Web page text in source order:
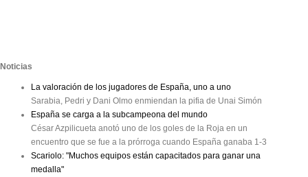
Noticias
La valoración de los jugadores de España, uno a uno
Sarabia, Pedri y Dani Olmo enmiendan la pifia de Unai Simón
España se carga a la subcampeona del mundo
César Azpilicueta anotó uno de los goles de la Roja en un
encuentro que se fue a la prórroga cuando España ganaba 1-3
Scariolo: "Muchos equipos están capacitados para ganar una
medalla"